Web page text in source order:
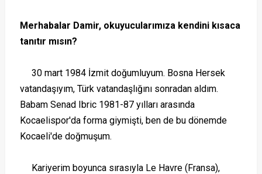
Merhabalar Damir, okuyucularımıza kendini kısaca
tanıtır mısın?
30 mart 1984 İzmit doğumluyum. Bosna Hersek
vatandaşıyım, Türk vatandaşlığını sonradan aldım.
Babam Senad Ibric 1981-87 yılları arasında
Kocaelispor'da forma giymişti, ben de bu dönemde
Kocaeli'de doğmuşum.
Kariyerim boyunca sırasıyla Le Havre (Fransa),